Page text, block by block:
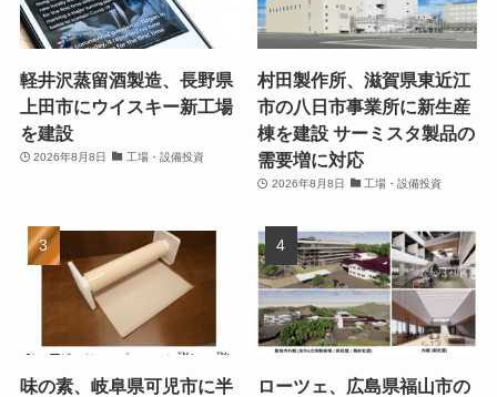
軽井沢蒸留酒製造、長野県
上田市にウイスキー新工場
を建設
2026年8月8日 工場・設備投資
村田製作所、滋賀県東近江
市の八日市事業所に新生産
棟を建設 サーミスタ製品の
需要増に対応
2026年8月8日 工場・設備投資
味の素、岐阜県可児市に半
ローツェ、広島県福山市の